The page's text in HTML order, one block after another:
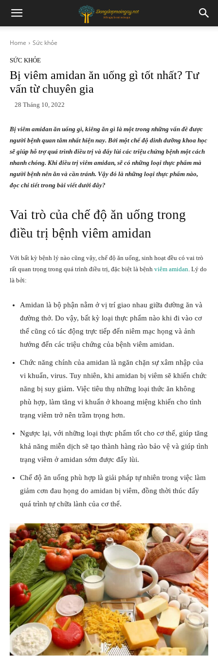
Home Sức khỏe
SỨC KHỎE
Bị viêm amidan ăn uống gì tốt nhất? Tư
vấn từ chuyên gia
28 Tháng 10, 2022
Bị viêm amidan ăn uống gì, kiêng ăn gì là một trong những vấn đề được
người bệnh quan tâm nhất hiện nay. Bởi một chế độ dinh dưỡng khoa học
sẽ giúp hỗ trợ quá trình điều trị và đẩy lùi các triệu chứng bệnh một cách
nhanh chóng. Khi điều trị viêm amidan, sẽ có những loại thực phẩm mà
người bệnh nên ăn và cần tránh. Vậy đó là những loại thực phẩm nào,
đọc chi tiết trong bài viết dưới đây?
Vai trò của chế độ ăn uống trong
điều trị bệnh viêm amidan
Với bất kỳ bệnh lý nào cũng vậy, chế độ ăn uống, sinh hoạt đều có vai trò
rất quan trọng trong quá trình điều trị, đặc biệt là bệnh viêm amidan . Lý do
là bởi:
Amidan là bộ phận nằm ở vị trí giao nhau giữa đường ăn và
đường thở. Do vậy, bất kỳ loại thực phẩm nào khi đi vào cơ
thể cũng có tác động trực tiếp đến niêm mạc họng và ảnh
hưởng đến các triệu chứng của bệnh viêm amidan.
Chức năng chính của amidan là ngăn chặn sự xâm nhập của
vi khuẩn, virus. Tuy nhiên, khi amidan bị viêm sẽ khiến chức
năng bị suy giảm. Việc tiêu thụ những loại thức ăn không
phù hợp, làm tăng vi khuẩn ở khoang miệng khiến cho tình
trạng viêm trở nên trầm trọng hơn.
Ngược lại, với những loại thực phẩm tốt cho cơ thể, giúp tăng
khả năng miễn dịch sẽ tạo thành hàng rào bảo vệ và giúp tình
trạng viêm ở amidan sớm được đẩy lùi.
Chế độ ăn uống phù hợp là giải pháp tự nhiên trong việc làm
giảm cơn đau họng do amidan bị viêm, đồng thời thúc đẩy
quá trình tự chữa lành của cơ thể.